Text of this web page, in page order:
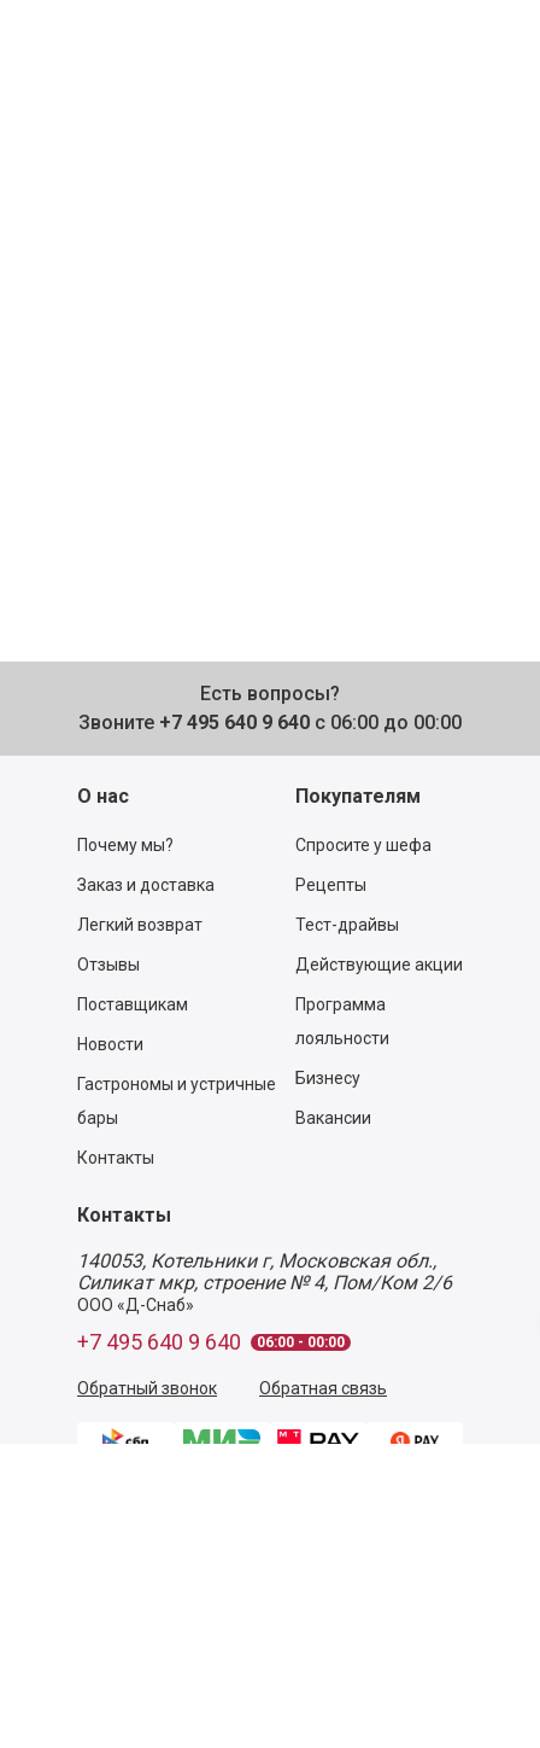
Есть вопросы?
Звоните +7 495 640 9 640 с 06:00 до 00:00
О нас
Почему мы?
Заказ и доставка
Легкий возврат
Отзывы
Поставщикам
Новости
Гастрономы и устричные
бары
Контакты
Покупателям
Спросите у шефа
Рецепты
Тест-драйвы
Действующие акции
Программа
лояльности
Бизнесу
Вакансии
Контакты
140053, Котельники г, Московская обл.,
Силикат мкр, строение № 4, Пом/Ком 2/6
ООО «Д-Снаб»
+7 495 640 9 640 06:00 - 00:00
Обратный звонок Обратная связь